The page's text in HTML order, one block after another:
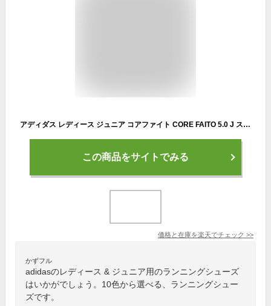
アディダス レディース ジュニア コアファイト CORE FAITO 5.0 J スニーカー シューズ 運動靴 紐靴 ランニングシューズ ジョギング ホワイト 白 ブラック 黒 ブルー 送料無料 adidas
この商品をサイトでみる
価格と在庫を楽天でチェック >>
かずフル
adidasのレディース & ジュニア用のランニングシューズ
はいかがでしょう。10色から選べる、ランニングシュー
ズです。